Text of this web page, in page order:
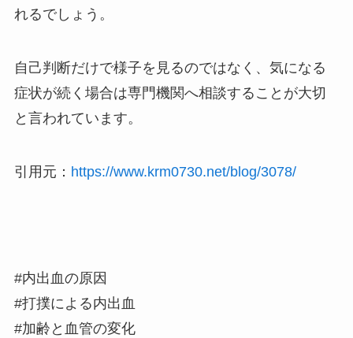
れるでしょう。
自己判断だけで様子を見るのではなく、気になる
症状が続く場合は専門機関へ相談することが大切
と言われています。
引用元： https://www.krm0730.net/blog/3078/
#内出血の原因
#打撲による内出血
#加齢と血管の変化